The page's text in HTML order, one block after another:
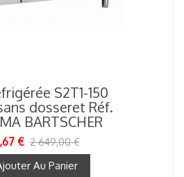
S2T1-150
dosseret Réf.
BARTSCHER
€ 2 649,00 €
Au Panier